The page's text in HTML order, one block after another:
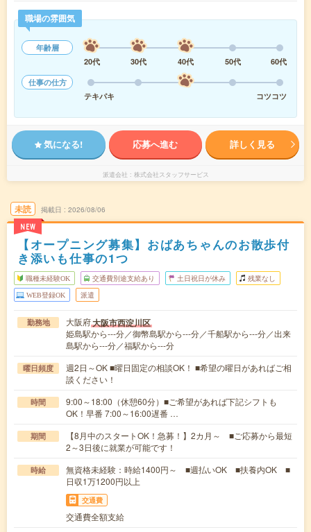
職場の雰囲気
年齢層
20代
30代 40代 50代
60代
仕事の仕方
テキパキ
コツコツ
気になる! 応募へ進む 詳しく見る
派遣会社 株式会社スタッフサービス
未読
NEW
掲載日 2026/08/06
【オープニング募集】おばあちゃんのお散歩付
き添いも仕事の1つ
職種未経験OK 交通費別途支給あり 土日祝日が休み 残業なし
WEB登録OK 派遣
勤務地 大阪府大阪市西淀川区
姫島駅から---分／御幣島駅から---分／千船駅から---分／出来
島駅から---分／福駅から---分
曜日頻度
週2日～OK ■曜日固定の相談OK！ ■希望の曜日があればご相
談ください！
時間
9:00～18:00（休憩60分）■ご希望があれば下記シフトも
OK！早番 7:00～16:00遅番 …
期間
【8月中のスタートOK！急募！】2カ月～ ■ご応募から最短
2～3日後に就業が可能です！
時給
無資格未経験：時給1400円～ ■週払いOK ■扶養内OK ■
日収1万1200円以上
交通費
交通費全額支給